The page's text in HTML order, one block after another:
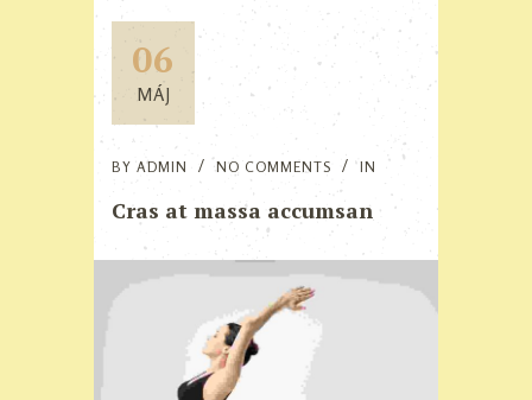
06
MÁJ
BY ADMIN NO COMMENTS IN
Cras at massa accumsan